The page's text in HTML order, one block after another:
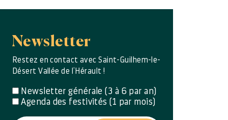
Newsletter
Restez en contact avec Saint-Guilhem-le-
Désert Vallée de l’Hérault !
Newsletter générale (3 à 6 par an)
Agenda des festivités (1 par mois)